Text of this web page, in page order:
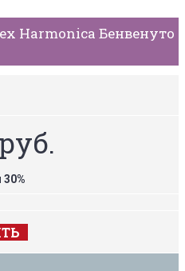
Harmonica Бенвенуто
30%